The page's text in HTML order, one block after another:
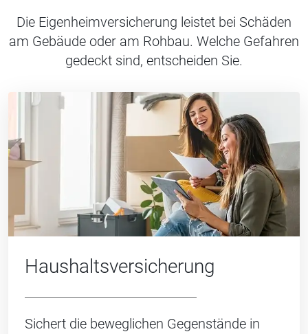
Die Eigenheimversicherung leistet bei Schäden
am Gebäude oder am Rohbau. Welche Gefahren
gedeckt sind, entscheiden Sie.
Haushalts­versicherung
Sichert die beweglichen Gegenstände in